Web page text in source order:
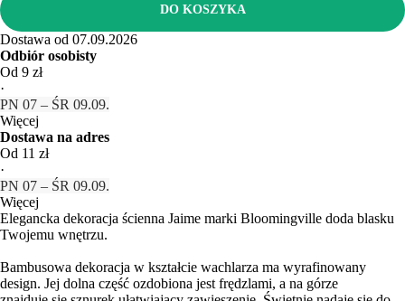
DO KOSZYKA
Dostawa od 07.09.2026
Odbiór osobisty
Od 9 zł
·
PN 07 – ŚR 09.09.
Więcej
Dostawa na adres
Od 11 zł
·
PN 07 – ŚR 09.09.
Więcej
Elegancka dekoracja ścienna Jaime marki Bloomingville doda blasku
Twojemu wnętrzu.
Bambusowa dekoracja w kształcie wachlarza ma wyrafinowany
design. Jej dolna część ozdobiona jest frędzlami, a na górze